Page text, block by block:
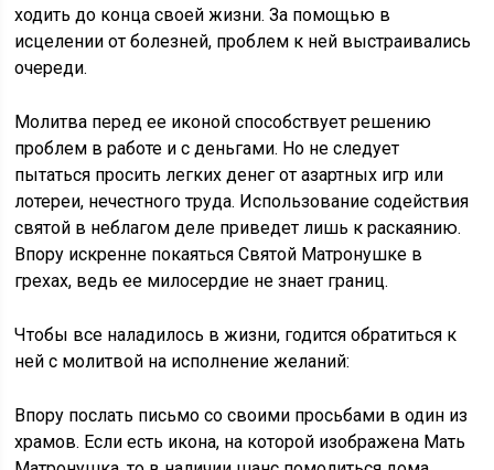
ходить до конца своей жизни. За помощью в
исцелении от болезней, проблем к ней выстраивались
очереди.
Молитва перед ее иконой способствует решению
проблем в работе и с деньгами. Но не следует
пытаться просить легких денег от азартных игр или
лотереи, нечестного труда. Использование содействия
святой в неблагом деле приведет лишь к раскаянию.
Впору искренне покаяться Святой Матронушке в
грехах, ведь ее милосердие не знает границ.
Чтобы все наладилось в жизни, годится обратиться к
ней с молитвой на исполнение желаний:
Впору послать письмо со своими просьбами в один из
храмов. Если есть икона, на которой изображена Мать